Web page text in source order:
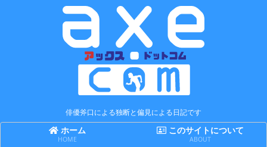
俳優斧口による独断と偏見による日記です
ホーム
HOME
このサイトについて
ABOUT